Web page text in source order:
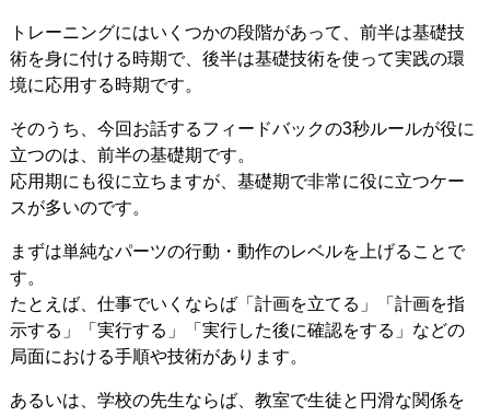
トレーニングにはいくつかの段階があって、前半は基礎技
術を身に付ける時期で、後半は基礎技術を使って実践の環
境に応用する時期です。
そのうち、今回お話するフィードバックの3秒ルールが役に
立つのは、前半の基礎期です。
応用期にも役に立ちますが、基礎期で非常に役に立つケー
スが多いのです。
まずは単純なパーツの行動・動作のレベルを上げることで
す。
たとえば、仕事でいくならば「計画を立てる」「計画を指
示する」「実行する」「実行した後に確認をする」などの
局面における手順や技術があります。
あるいは、学校の先生ならば、教室で生徒と円滑な関係を